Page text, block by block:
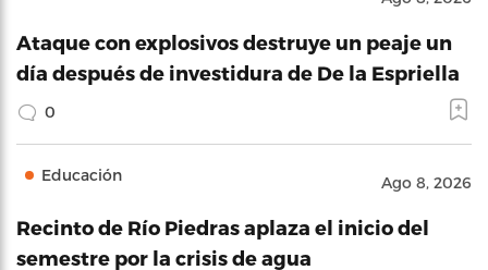
Ataque con explosivos destruye un peaje un
día después de investidura de De la Espriella
0
Educación Ago 8, 2026
Recinto de Río Piedras aplaza el inicio del
semestre por la crisis de agua